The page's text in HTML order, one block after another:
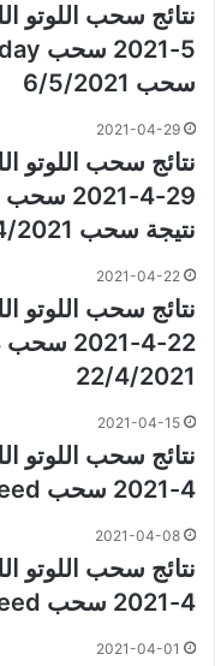
سحب 6/5/2021
2021-04-29
نتيجة سحب 29/4/2021
2021-04-22
22/4/2021
2021-04-15
4-2021 سحب zeed نتيجة سحب 15/4/2021
2021-04-08
4-2021 سحب zeed نتيجة سحب 8/4/2021
2021-04-01